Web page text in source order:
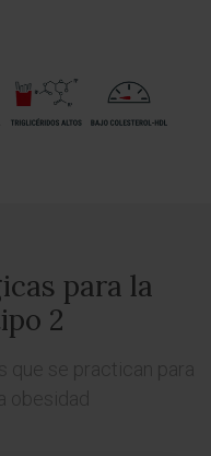
para la
2